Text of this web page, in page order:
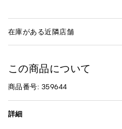
在庫がある近隣店舗
この商品について
商品番号: 359644
詳細